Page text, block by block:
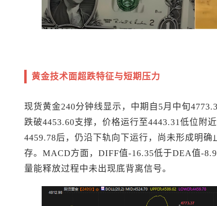
黄金技术面超跌特征与短期压力
现货黄金240分钟线显示，中期自5月中旬
跌破4453.60支撑，价格运行至4443.31低位附
4459.78后，仍沿下轨向下运行，尚未形成明
存。MACD方面，DIFF值-16.35低于DEA值-
量能释放过程中未出现底背离信号。